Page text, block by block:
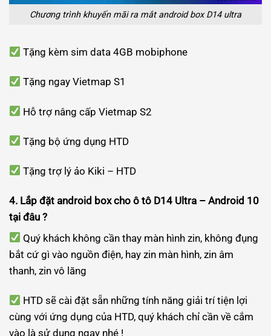
Chương trình khuyến mãi ra mắt android box D14 ultra
Tặng kèm sim data 4GB mobiphone
Tặng ngay Vietmap S1
Hỗ trợ nâng cấp Vietmap S2
Tặng bộ ứng dụng HTD
Tặng trợ lý ảo Kiki – HTD
4. Lắp đặt android box cho ô tô D14 Ultra – Android 10
tại đâu ?
Quý khách không cần thay màn hình zin, không đụng
bắt cứ gì vào nguồn điện, hay zin màn hình, zin âm
thanh, zin vô lăng
HTD sẽ cài đặt sẵn những tính năng giải trí tiện lợi
cùng với ứng dụng của HTD, quý khách chỉ cần về cắm
vào là sử dụng ngay nhé !